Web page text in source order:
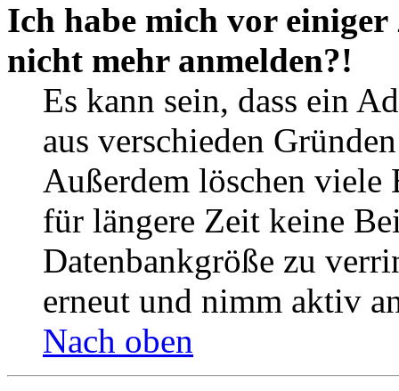
Ich habe mich vor
nicht mehr anmelden?!
Es kann sein, dass ein
aus verschieden
Außerdem löschen viele
für längere Zeit keine
Datenbankgröße zu
erneut und nimm aktiv
Nach oben